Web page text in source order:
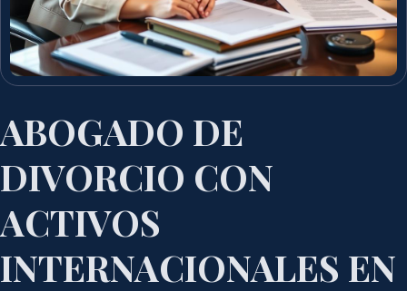
ABOGADO DE
DIVORCIO CON
ACTIVOS
INTERNACIONALES EN